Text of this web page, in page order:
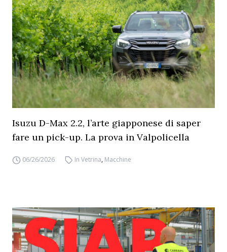
Isuzu D-Max 2.2, l’arte giapponese di saper
fare un pick-up. La prova in Valpolicella
06/26/2026 In Vetrina, Macchine